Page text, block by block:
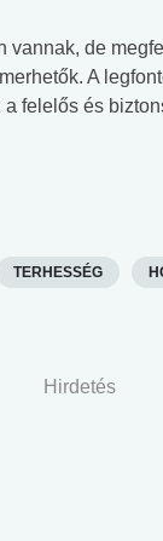
vannak, de
A
felelős és
TERHESSÉG
Hirdetés